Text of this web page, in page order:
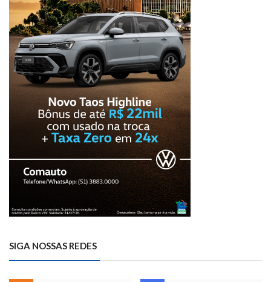
SIGA NOSSAS REDES